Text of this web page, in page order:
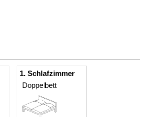
1. Schlafzimmer
Doppelbett